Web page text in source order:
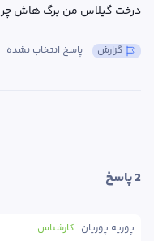
درخت گیلاس من برگ هاش
پاسخ انتخاب نشده گزارش
2 پاسخ
کارشناس پوریه پوریان